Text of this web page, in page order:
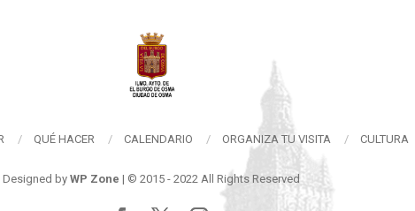
QUÉ HACER CALENDARIO ORGANIZA TU VISITA CULTURA
Designed by WP Zone | © 2015 - 2022 All Rights Reserved